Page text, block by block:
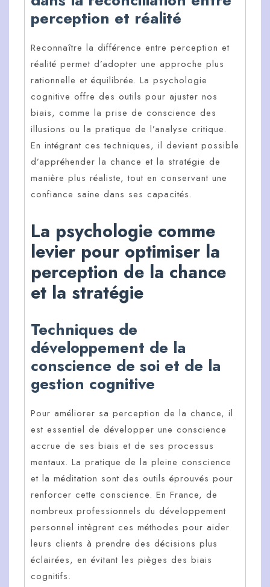
perception et réalité
Reconnaître la différence entre perception et
réalité permet d’adopter une approche plus
rationnelle et équilibrée. La psychologie
cognitive offre des outils pour ajuster nos
biais, comme la prise de conscience des
illusions ou la pratique de l’analyse critique.
En intégrant ces techniques, il devient possible
d’appréhender la chance et la stratégie de
manière plus réaliste, tout en conservant une
confiance saine dans ses capacités.
La psychologie comme
levier pour optimiser la
perception de la chance
et la stratégie
Techniques de
développement de la
conscience de soi et de la
gestion cognitive
Pour améliorer sa perception de la chance, il
est essentiel de développer une conscience
accrue de ses biais et de ses processus
mentaux. La pratique de la pleine conscience
et la méditation sont des outils éprouvés pour
renforcer cette conscience. En France, de
nombreux professionnels du développement
personnel intègrent ces méthodes pour aider
leurs clients à prendre des décisions plus
éclairées, en évitant les pièges des biais
cognitifs.